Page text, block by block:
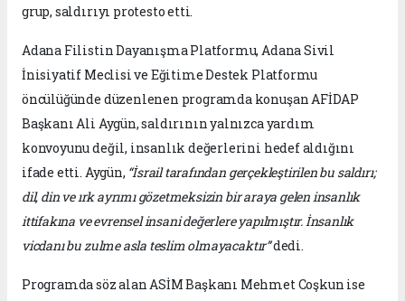
grup, saldırıyı protesto etti.
Adana Filistin Dayanışma Platformu, Adana Sivil
İnisiyatif Meclisi ve Eğitime Destek Platformu
öncülüğünde düzenlenen programda konuşan AFİDAP
Başkanı Ali Aygün, saldırının yalnızca yardım
konvoyunu değil, insanlık değerlerini hedef aldığını
ifade etti. Aygün, “İsrail tarafından gerçekleştirilen bu saldırı;
dil, din ve ırk ayrımı gözetmeksizin bir araya gelen insanlık
ittifakına ve evrensel insani değerlere yapılmıştır. İnsanlık
vicdanı bu zulme asla teslim olmayacaktır”dedi.
Programda söz alan ASİM Başkanı Mehmet Coşkun ise